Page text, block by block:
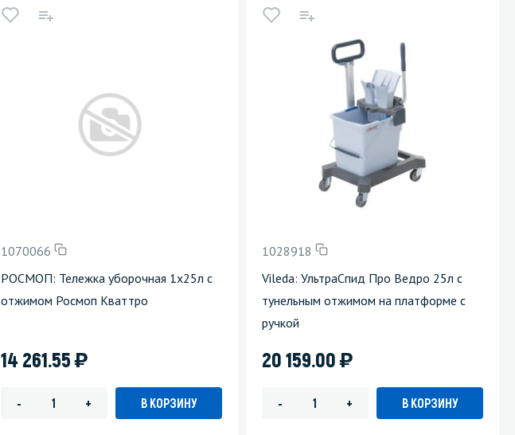
1070066
РОСМОП: Тележка уборочная 1x25л с
отжимом Росмоп Кваттро
14 261.55)
- + В КОРЗИНУ
1028918
Vileda: УльтраСпид Про Ведро 25л с
тунельным отжимом на платформе с
ручкой
20 159.00)
- + В КОРЗИНУ